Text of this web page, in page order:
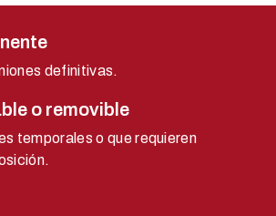
definitivas.
o removible
temporales o que requieren